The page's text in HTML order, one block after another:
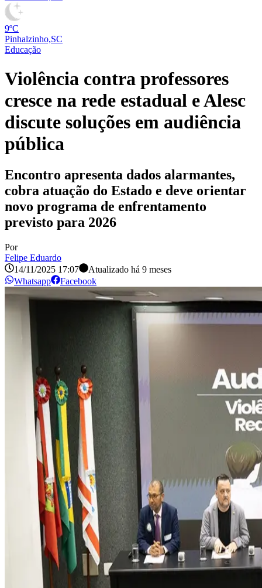
9ºC
Pinhalzinho,SC
Educação
Violência contra professores
cresce na rede estadual e Alesc
discute soluções em audiência
pública
Encontro apresenta dados alarmantes,
cobra atuação do Estado e deve orientar
novo programa de enfrentamento
previsto para 2026
Por
Felipe Eduardo
14/11/2025 17:07
Atualizado há 9 meses
Whatsapp
Facebook